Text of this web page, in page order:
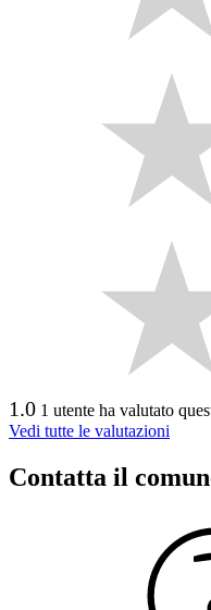
1.0 1 utente ha valutato
Vedi tutte le valutazioni
Contatta il